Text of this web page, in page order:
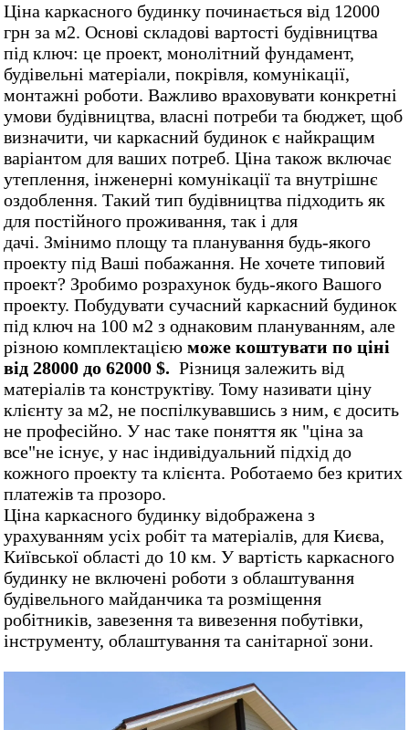
Ціна каркасного будинку починається від 12000
грн за м2. Основі складові вартості будівництва
під ключ: це проект, монолітний фундамент,
будівельні матеріали, покрівля, комунікації,
монтажні роботи. Важливо враховувати конкретні
умови будівництва, власні потреби та бюджет, щоб
визначити, чи каркасний будинок є найкращим
варіантом для ваших потреб. Ціна також включає
утеплення, інженерні комунікації та внутрішнє
оздоблення. Такий тип будівництва підходить як
для постійного проживання, так і для
дачі. Змінимо площу та планування будь-якого
проекту під Ваші побажання. Не хочете типовий
проект? Зробимо розрахунок будь-якого Вашого
проекту. Побудувати сучасний каркасний будинок
під ключ на 100 м2 з однаковим плануванням, але
різною комплектацією може коштувати по ціні
від 28000 до 62000 $. Різниця залежить від
матеріалів та конструктіву. Тому називати ціну
клієнту за м2, не поспілкувавшись з ним, є досить
не професійно. У нас таке поняття як "ціна за
все"не існує, у нас індивідуальний підхід до
кожного проекту та клієнта. Роботаемо без критих
платежів та прозоро.
Ціна каркасного будинку відображена з
урахуванням усіх робіт та матеріалів, для Києва,
Київської області до 10 км. У вартість каркасного
будинку не включені роботи з облаштування
будівельного майданчика та розміщення
робітників, завезення та вивезення побутівки,
інструменту, облаштування та санітарної зони.